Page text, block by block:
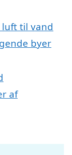
luft til vand
byer
af